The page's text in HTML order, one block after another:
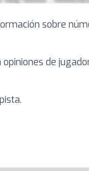
sobre
de